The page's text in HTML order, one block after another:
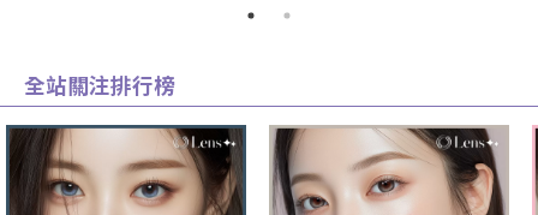
全站關注排行榜